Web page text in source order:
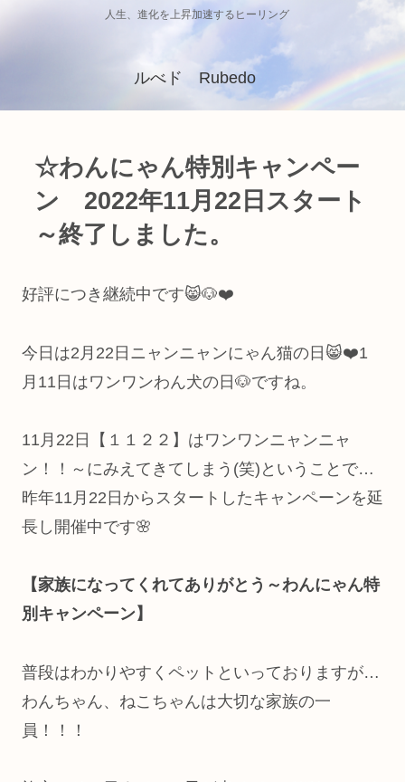
人生、進化を上昇加速するヒーリング
ルべド Rubedo
☆わんにゃん特別キャンペー
ン 2022年11月22日スタート
～終了しました。
好評につき継続中です😸🐶❤️
今日は2月22日ニャンニャンにゃん猫の日😸❤️1
月11日はワンワンわん犬の日🐶ですね。
11月22日【１１２２】はワンワンニャンニャ
ン！！～にみえてきてしまう(笑)ということで…
昨年11月22日からスタートしたキャンペーンを延
長し開催中です🌸
【家族になってくれてありがとう～わんにゃん特
別キャンペーン】
普段はわかりやすくペットといっておりますが…
わんちゃん、ねこちゃんは大切な家族の一
員！！！